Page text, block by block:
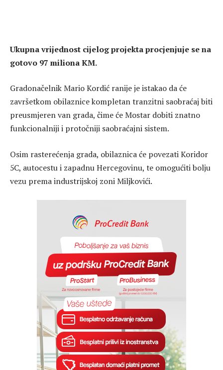
Ukupna vrijednost cijelog projekta procjenjuje se na
gotovo 97 miliona KM.
GradonačelnikMario Kordić ranije je istakao da će
završetkom obilaznice kompletan tranzitni saobraćaj biti
preusmjeren van grada, čime će Mostar dobiti znatno
funkcionalniji i protočniji saobraćajni sistem.
Osim rasterećenja grada, obilaznica će povezati Koridor
5C, autocestu i zapadnu Hercegovinu, te omogućiti bolju
vezu prema industrijskoj zoni Miljkovići.